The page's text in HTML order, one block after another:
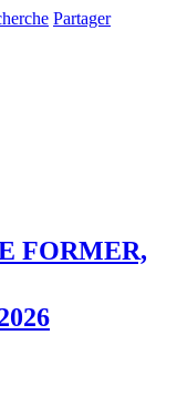
Partager
FORMER,